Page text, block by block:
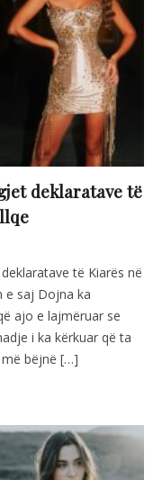
deklaratave të
të Kiarës në
e saj Dojna ka
ajo e lajmëruar se
i ka kërkuar që ta
bëjnë […]